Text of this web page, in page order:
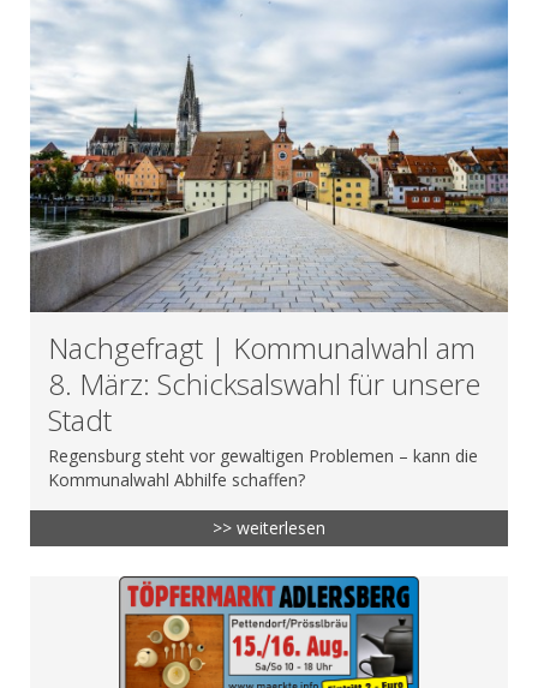
Nachgefragt | Kommunalwahl am
8. März: Schicksalswahl für unsere
Stadt
Regensburg steht vor gewaltigen Problemen – kann die
Kommunalwahl Abhilfe schaffen?
>> weiterlesen